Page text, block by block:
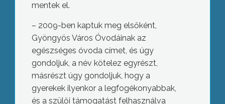
mentek el.
– 2009-ben kaptuk meg elsőként,
Gyöngyös Város Óvodáinak az
egészséges óvoda címet, és úgy
gondoljuk, a név kötelez egyrészt,
másrészt úgy gondoljuk, hogy a
gyerekek ilyenkor a legfogékonyabbak,
és a szülői támogatást felhasználva